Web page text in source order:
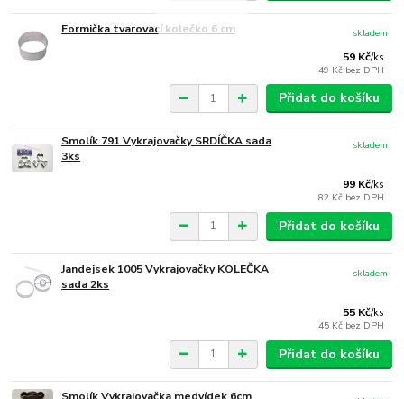
Formička tvarovací kolečko 6 cm
59 Kč/ks
49 Kč bez DPH
skladem
Přidat do košíku
Smolík 791 Vykrajovačky SRDÍČKA sada
3ks
99 Kč/ks
82 Kč bez DPH
skladem
Přidat do košíku
Jandejsek 1005 Vykrajovačky KOLEČKA
sada 2ks
55 Kč/ks
45 Kč bez DPH
skladem
Přidat do košíku